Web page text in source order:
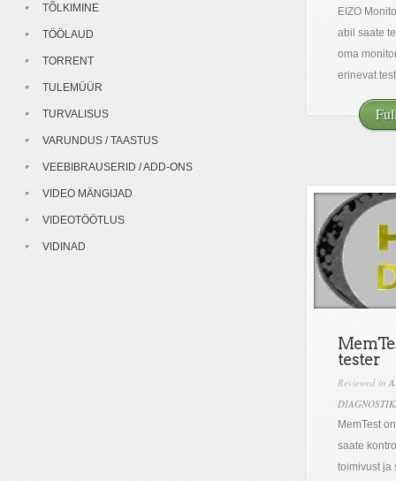
EIZO
abil saate
oma
erinevat
tester
Reviewed in
MemTest
saate
toimivust ja
TÕLKIMINE
TÖÖLAUD
TORRENT
TULEMÜÜR
TURVALISUS
VARUNDUS / TAASTUS
VEEBIBRAUSERID / ADD-ONS
VIDEO MÄNGIJAD
VIDEOTÖÖTLUS
VIDINAD